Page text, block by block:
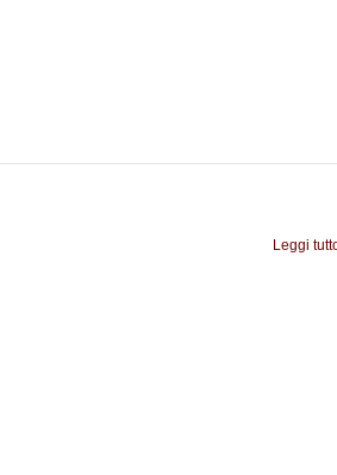
Leggi